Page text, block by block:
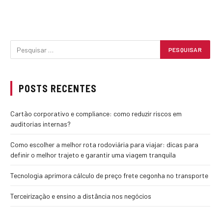
POSTS RECENTES
Cartão corporativo e compliance: como reduzir riscos em
auditorias internas?
Como escolher a melhor rota rodoviária para viajar: dicas para
definir o melhor trajeto e garantir uma viagem tranquila
Tecnologia aprimora cálculo de preço frete cegonha no transporte
Terceirização e ensino a distância nos negócios